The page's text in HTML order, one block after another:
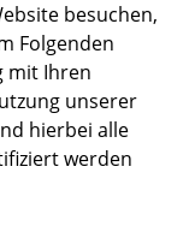
besuchen,
Folgenden
mit Ihren
unserer
hierbei alle
werden